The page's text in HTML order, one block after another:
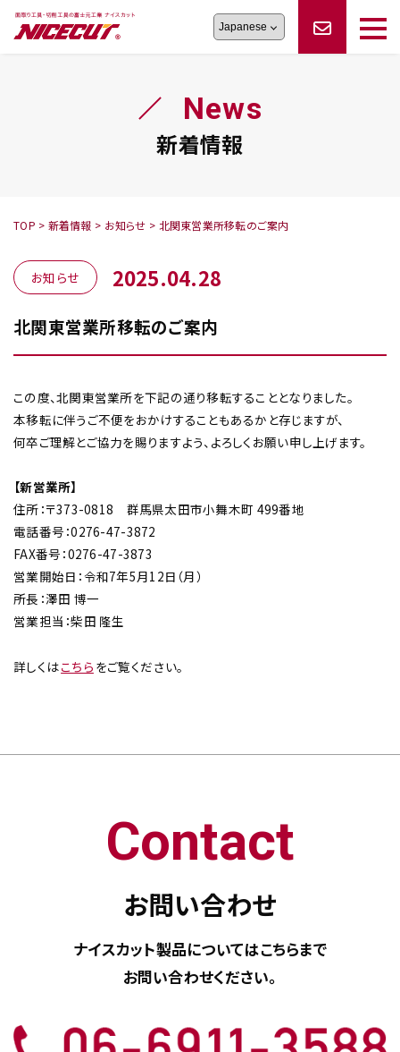
旋盤工具シリーズ
シリーズ
ハンディー
鬼シリーズ
チップ・ビット情報
フェイス・ショルダーシリーズかんたんオーダー
トラブルシューティング
ロックピンの逆ジメに注意
News
新着情報
TOP > 新着情報 > お知らせ > 北関東営業所移転のご案内
お知らせ 2025.04.28
北関東営業所移転のご案内
この度、北関東営業所を下記の通り移転することとなりました。
本移転に伴うご不便をおかけすることもあるかと存じますが、
何卒ご理解とご協力を賜りますよう、よろしくお願い申し上げます。
【新営業所】
住所：〒373-0818 群馬県太田市小舞木町 499番地
電話番号：0276-47-3872
FAX番号：0276-47-3873
営業開始日：令和7年5月12日（月）
所長：澤田 博一
営業担当：柴田 隆生
詳しくはこちら をご覧ください。
Contact
お問い合わせ
ナイスカット製品についてはこちらまで
お問い合わせください。